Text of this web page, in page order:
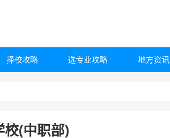
择校攻略 选专业攻略 地方资讯
(中职部)